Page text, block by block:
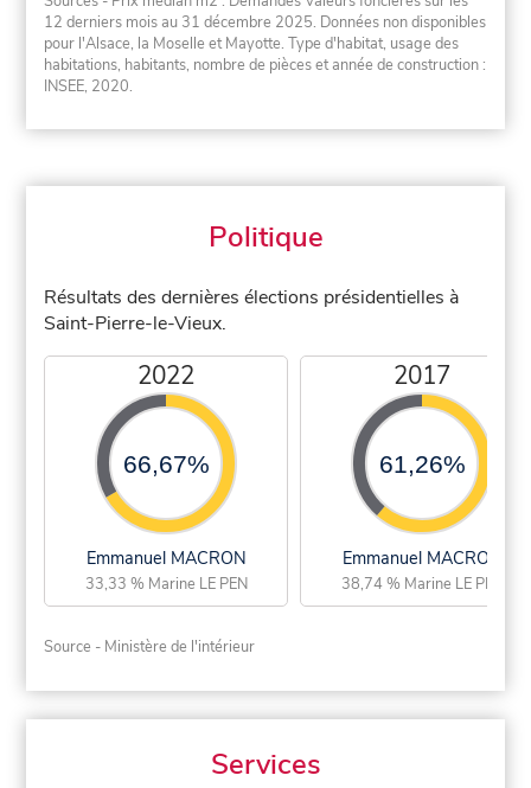
12 derniers mois au 31 décembre 2025. Données non disponibles
pour l'Alsace, la Moselle et Mayotte. Type d'habitat, usage des
habitations, habitants, nombre de pièces et année de construction :
INSEE, 2020.
Politique
Résultats des dernières élections présidentielles à
Saint-Pierre-le-Vieux.
2022
66,67%
Emmanuel MACRON
33,33 % Marine LE PEN
2017
61,26%
Emmanuel MACRON
38,74 % Marine LE PEN
Source - Ministère de l'intérieur
Services